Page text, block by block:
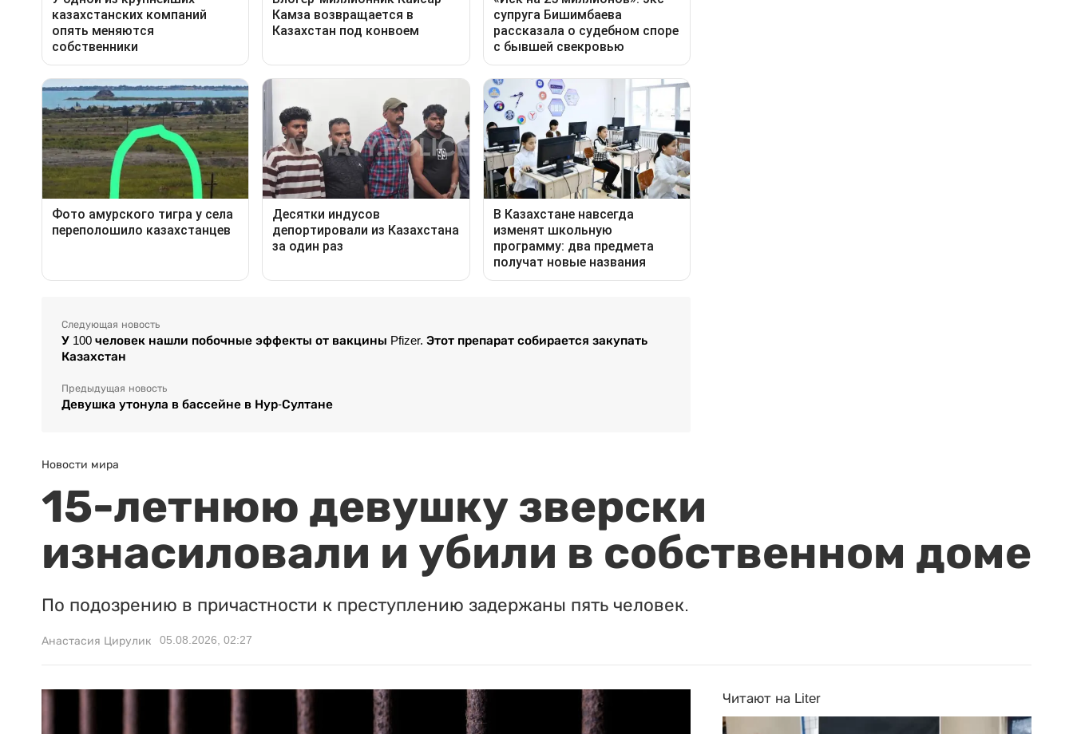
Следующая новость
У 100 человек нашли побочные эффекты от вакцины Pfizer. Этот препарат собирается закупать
Казахстан
Предыдущая новость
Девушка утонула в бассейне в Нур-Султане
Новости мира
15-летнюю девушку зверски
изнасиловали и убили в собственном доме
По подозрению в причастности к преступлению задержаны пять человек.
Анастасия Цирулик 05.08.2026, 02:27
Читают на Liter